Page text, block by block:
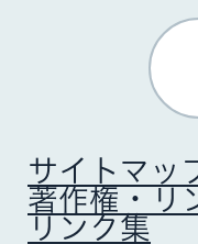
サイトマッ
著作権・リ
リンク集